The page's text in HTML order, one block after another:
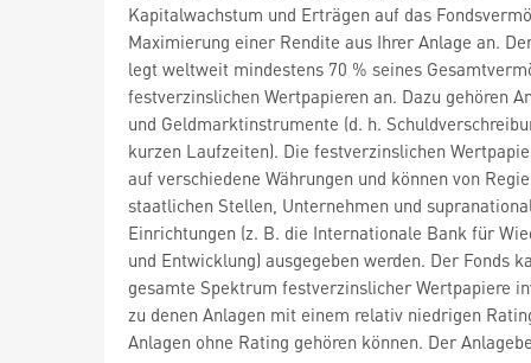
Kapitalwachstum und Erträgen auf das
Maximierung einer Rendite aus Ihrer Anlage an.
legt weltweit mindestens 70 % seines
festverzinslichen Wertpapieren an. Dazu gehören
und Geldmarktinstrumente (d. h.
kurzen Laufzeiten). Die festverzinslichen
auf verschiedene Währungen und können von
staatlichen Stellen, Unternehmen und
Einrichtungen (z. B. die Internationale Bank für
und Entwicklung) ausgegeben werden. Der Fonds
gesamte Spektrum festverzinslicher Wertpapiere
zu denen Anlagen mit einem relativ niedrigen
Anlagen ohne Rating gehören können. Der